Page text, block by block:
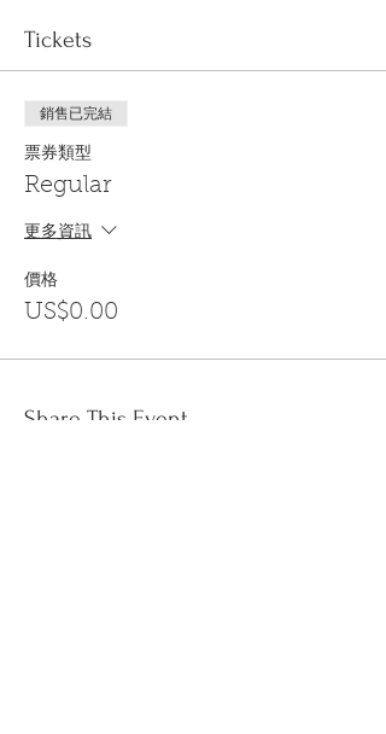
Tickets
銷售已完結
票券類型
Regular
更多資訊
價格
US$0.00
Share This Event